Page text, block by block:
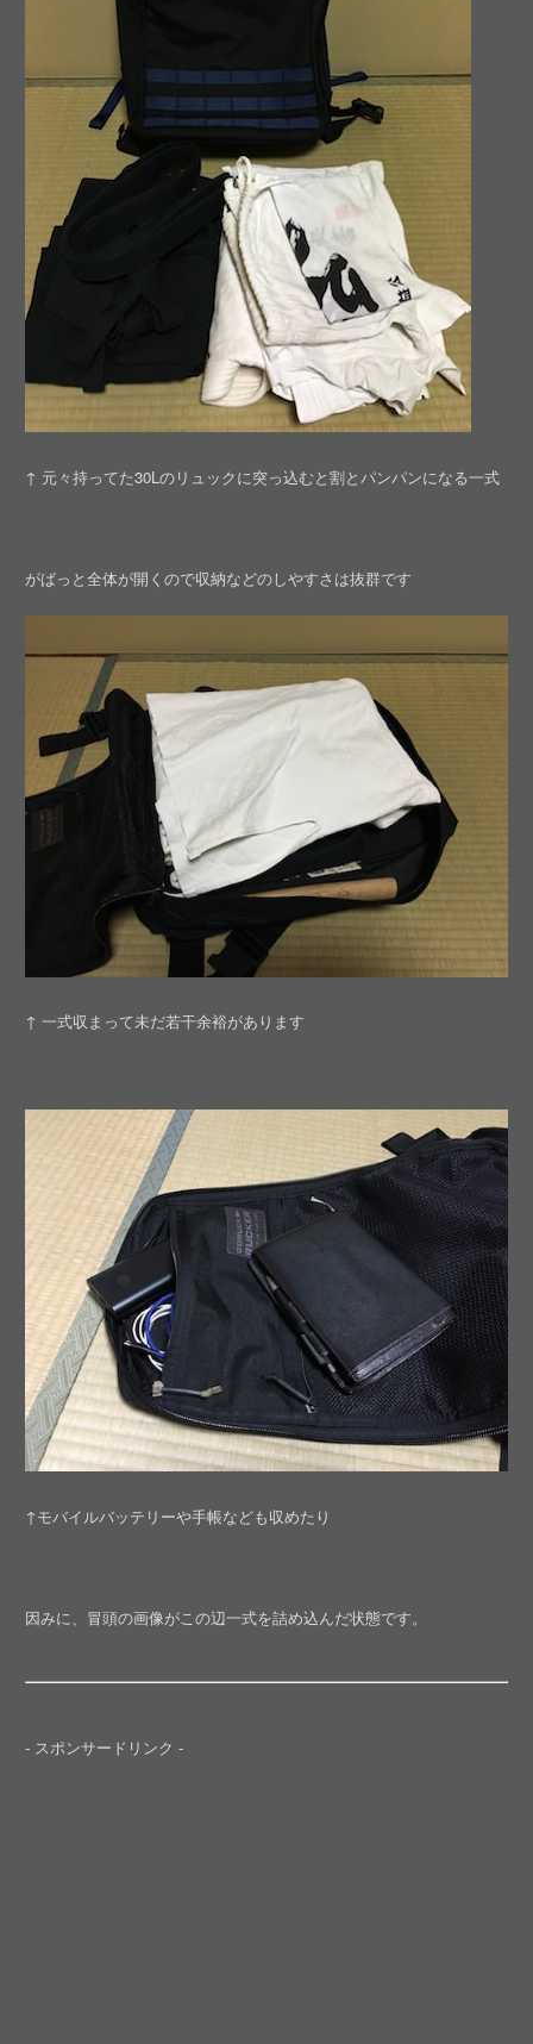
↑ 元々持ってた30Lのリュックに突っ込むと割とパンパンになる一式
がばっと全体が開くので収納などのしやすさは抜群です
↑ 一式収まって未だ若干余裕があります
↑モバイルバッテリーや手帳なども収めたり
因みに、冒頭の画像がこの辺一式を詰め込んだ状態です。
- スポンサードリンク -